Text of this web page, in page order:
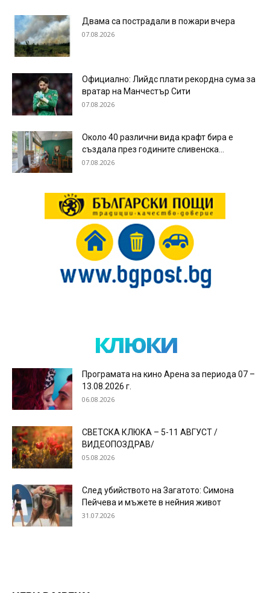
Двама са пострадали в пожари вчера
07.08.2026
Официално: Лийдс плати рекордна сума за
вратар на Манчестър Сити
07.08.2026
Около 40 различни вида крафт бира е
създала през годините сливенска...
07.08.2026
клюки
Програмата на кино Арена за периода 07 –
13.08.2026 г.
06.08.2026
СВЕТСКА КЛЮКА – 5-11 АВГУСТ /
ВИДЕОПОЗДРАВ/
05.08.2026
След убийството на Загатото: Симона
Пейчева и мъжете в нейния живот
31.07.2026